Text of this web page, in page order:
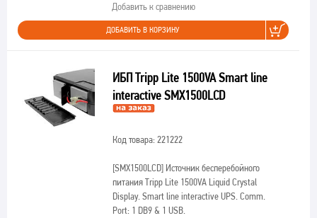
Добавить к сравнению
ДОБАВИТЬ В КОРЗИНУ
ИБП Tripp Lite 1500VA Smart line
interactive SMX1500LCD
Код товара: 221222
[SMX1500LCD]Источник бесперебойного
питания Tripp Lite 1500VA Liquid Crystal
Display. Smart line interactive UPS. Comm.
Port: 1 DB9 & 1 USB.